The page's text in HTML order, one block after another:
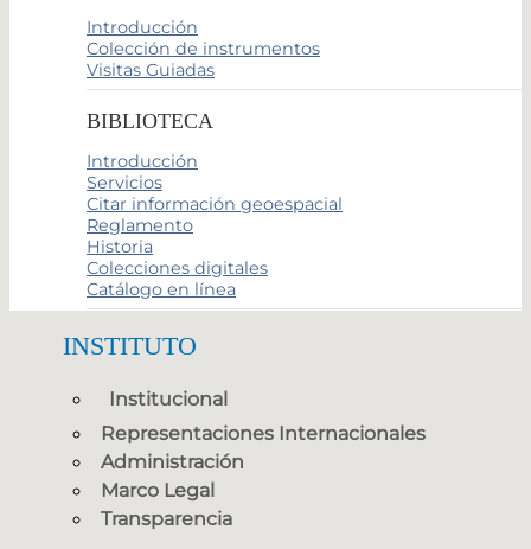
Introducción
Colección de instrumentos
Visitas Guiadas
BIBLIOTECA
Introducción
Servicios
Citar información geoespacial
Reglamento
Historia
Colecciones digitales
Catálogo en línea
INSTITUTO
Institucional
Representaciones Internacionales
Administración
Marco Legal
Transparencia